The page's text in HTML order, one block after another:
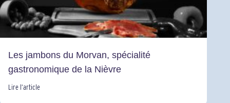
Les jambons du Morvan, spécialité
gastronomique de la Nièvre
Lire l’article